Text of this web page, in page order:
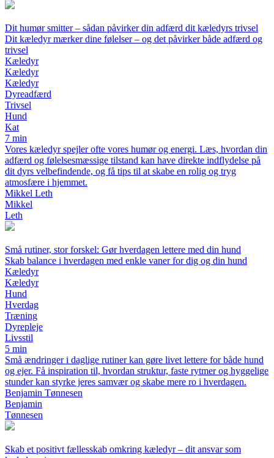
Dit humør smitter – sådan påvirker din adfærd dit kæledyrs trivsel
Dit kæledyr mærker dine følelser – og det påvirker både adfærd og
trivsel
Kæledyr
Kæledyr
Kæledyr
Dyreadfærd
Trivsel
Hund
Kat
7 min
Vores kæledyr spejler ofte vores humør og energi. Læs, hvordan din
adfærd og følelsesmæssige tilstand kan have direkte indflydelse på
dit dyrs velbefindende, og få tips til at skabe en rolig og tryg
atmosfære i hjemmet.
Mikkel Leth
Mikkel
Leth
Små rutiner, stor forskel: Gør hverdagen lettere med din hund
Skab balance i hverdagen med enkle vaner for dig og din hund
Kæledyr
Kæledyr
Hund
Hverdag
Træning
Dyrepleje
Livsstil
5 min
Små ændringer i daglige rutiner kan gøre livet lettere for både hund
og ejer. Få inspiration til, hvordan struktur, faste rytmer og hyggelige
stunder kan styrke jeres samvær og skabe mere ro i hverdagen.
Benjamin Tønnesen
Benjamin
Tønnesen
Skab et positivt fællesskab omkring kæledyr – dit ansvar som